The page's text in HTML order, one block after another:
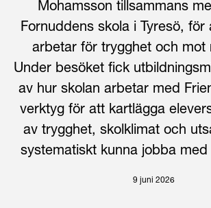
Mohamsson tillsammans
Fornuddens skola i Tyresö, för
arbetar för trygghet och mot
Under besöket fick
av hur skolan arbetar med
verktyg för att kartlägga
av trygghet, skolklimat och
systematiskt kunna jobba med
9 juni 2026